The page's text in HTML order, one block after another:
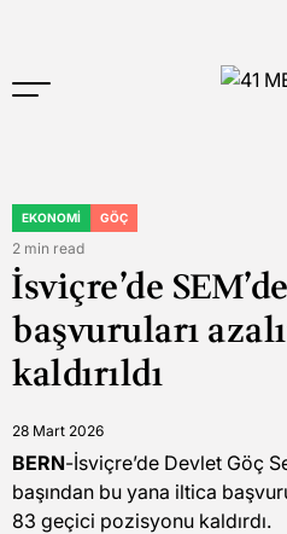
to
POSTED
IN
EKONOMI GÖÇ
Estimated
read
time
2 min read
İsviçre’de
başvuruları
kaldırıldı
28 Mart 2026
BERN-İsviçre’de Devlet Göç
başından bu yana iltica
83 geçici pozisyonu kaldırdı.